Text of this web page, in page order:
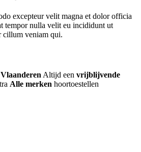
excepteur velit magna et dolor officia
tempor nulla velit eu incididunt ut
cillum veniam qui.
Vlaanderen Altijd een vrijblijvende
Alle merken hoortoestellen